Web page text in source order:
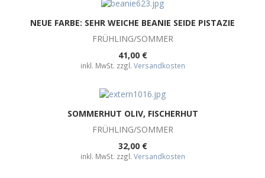
NEUE FARBE: SEHR WEICHE BEANIE SEIDE PISTAZIE
FRÜHLING/SOMMER
41,00 €
inkl. MwSt. zzgl. Versandkosten
SOMMERHUT OLIV, FISCHERHUT
FRÜHLING/SOMMER
32,00 €
inkl. MwSt. zzgl. Versandkosten